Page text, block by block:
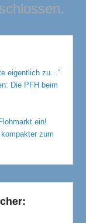
eigentlich zu…“
Die PFH beim
ein!
zum